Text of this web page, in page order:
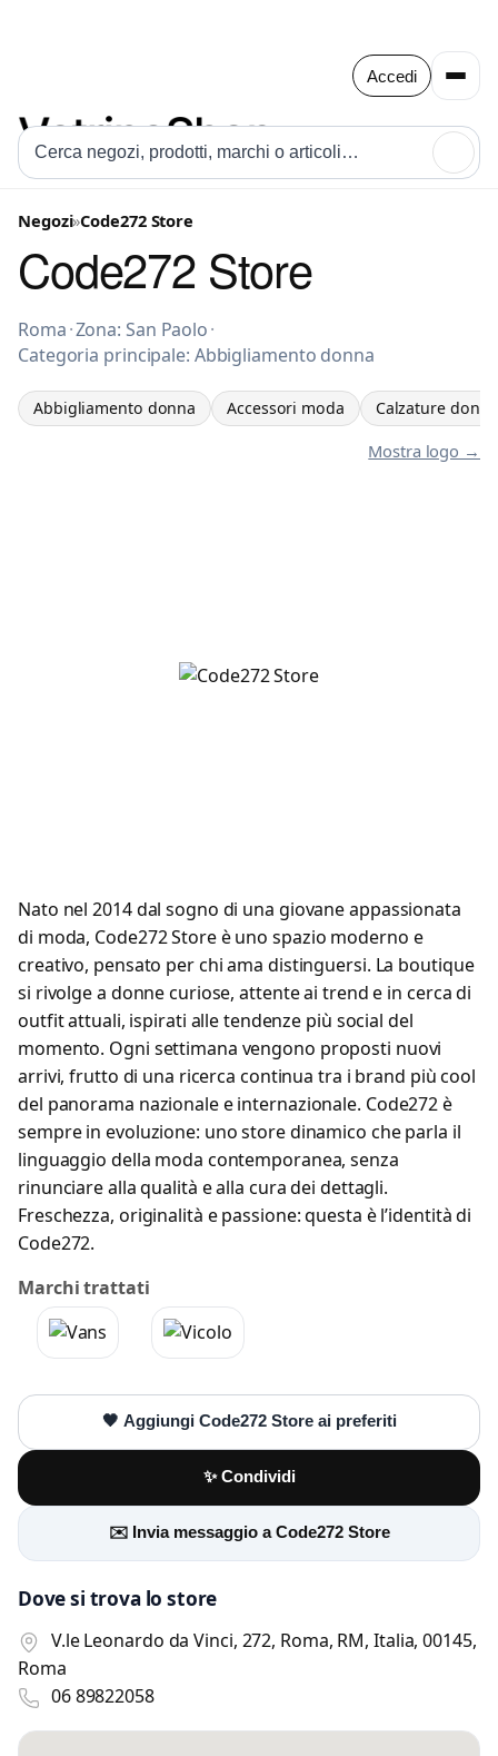
Accedi
Negozi»Code272 Store
Code272 Store
Abbigliamento donna a Roma
Roma·Zona: San Paolo·
Categoria principale: Abbigliamento donna
Abbigliamento donna Accessori moda Calzature donna
Mostra logo →
Nato nel 2014 dal sogno di una giovane appassionata
di moda, Code272 Store è uno spazio moderno e
creativo, pensato per chi ama distinguersi. La boutique
si rivolge a donne curiose, attente ai trend e in cerca di
outfit attuali, ispirati alle tendenze più social del
momento. Ogni settimana vengono proposti nuovi
arrivi, frutto di una ricerca continua tra i brand più cool
del panorama nazionale e internazionale. Code272 è
sempre in evoluzione: uno store dinamico che parla il
linguaggio della moda contemporanea, senza
rinunciare alla qualità e alla cura dei dettagli.
Freschezza, originalità e passione: questa è l’identità di
Code272.
Marchi trattati
🖤 Aggiungi Code272 Store ai preferiti
✨ Condividi
✉️ Invia messaggio a Code272 Store
Dove si trova lo store
V.le Leonardo da Vinci, 272, Roma, RM, Italia, 00145,
Roma
06 89822058